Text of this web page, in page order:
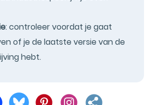
: controleer voordat je gaat
of je de laatste versie van de
hebt.